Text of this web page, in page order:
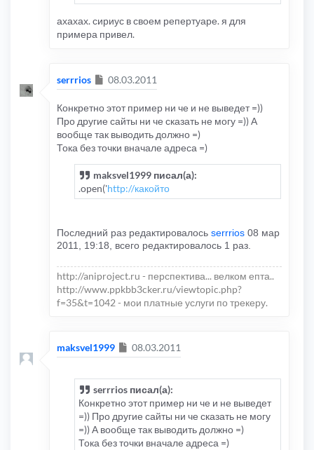
ахахах. сириус в своем репертуаре. я для
примера привел.
serrrios Сообщение
08.03.2011
Конкретно этот пример ни че и не выведет =))
Про другие сайты ни че сказать не могу =)) А
вообще так выводить должно =)
Тока без точки вначале адреса =)
maksvel1999 писал(а):
.open('http://какойто
Последний раз редактировалось serrrios 08 мар
2011, 19:18, всего редактировалось 1 раз.
http://aniproject.ru - перспектива... велком епта..
http://www.ppkbb3cker.ru/viewtopic.php?
f=35&t=1042 - мои платные услуги по трекеру.
maksvel1999 Сообщение
08.03.2011
serrrios писал(а):
Конкретно этот пример ни че и не выведет
=)) Про другие сайты ни че сказать не могу
=)) А вообще так выводить должно =)
Тока без точки вначале адреса =)